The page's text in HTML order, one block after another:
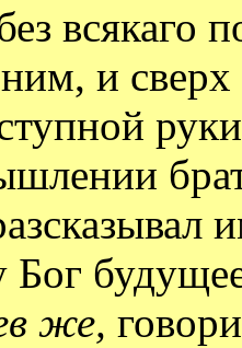
всякаго
и
Бог
же,